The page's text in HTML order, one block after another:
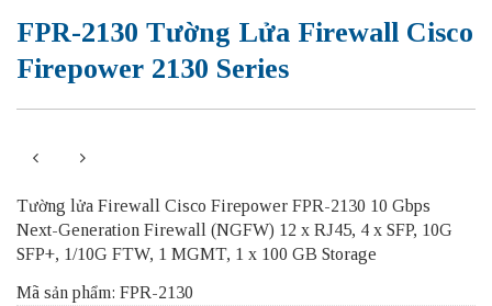
FPR-2130 Tường Lửa Firewall Cisco
Firepower 2130 Series
Tường lửa Firewall Cisco Firepower FPR-2130 10 Gbps
Next-Generation Firewall (NGFW) 12 x RJ45, 4 x SFP, 10G
SFP+, 1/10G FTW, 1 MGMT, 1 x 100 GB Storage
Mã sản phẩm: FPR-2130